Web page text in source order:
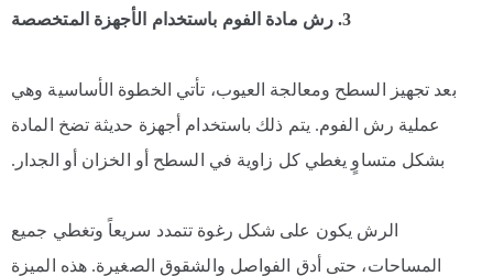
3. رش مادة الفوم باستخدام الأجهزة المتخصصة
بعد تجهيز السطح ومعالجة العيوب، تأتي الخطوة الأساسية وهي
عملية رش الفوم. يتم ذلك باستخدام أجهزة حديثة تضخ المادة
بشكل متساوٍ يغطي كل زاوية في السطح أو الخزان أو الجدار.
الرش يكون على شكل رغوة تتمدد سريعاً وتغطي جميع
المساحات، حتى أدق الفواصل والشقوق الصغيرة. هذه الميزة